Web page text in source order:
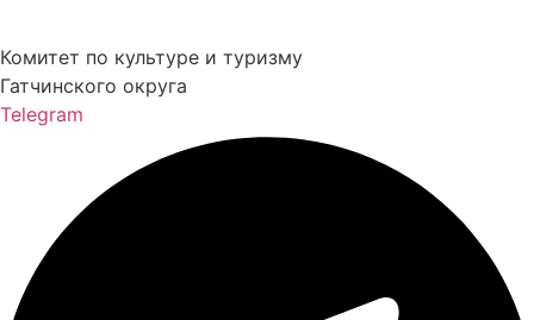
Комитет по культуре и туризму
Гатчинского округа
Telegram